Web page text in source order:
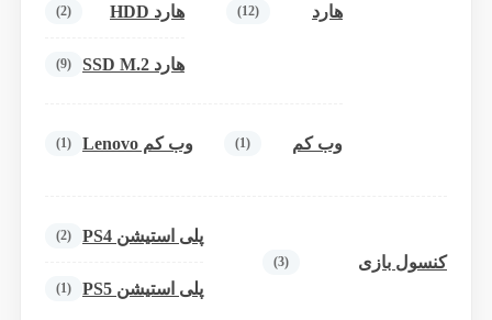
هارد (12) هارد HDD (2)
هارد SSD M.2 (9)
وب کم (1) وب کم Lenovo (1)
کنسول بازی (3)
پلی استیشن PS4 (2)
پلی استیشن PS5 (1)